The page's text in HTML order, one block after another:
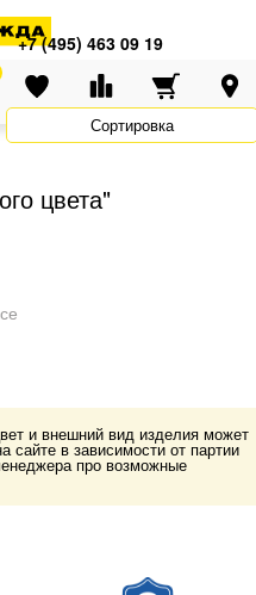
+7 (495) 463 09 19
+7 (495) 463 09 19
"Лето разного цвета"
цвета"
Сортировка
и внешний вид изделия может
сайте в зависимости от партии
про возможные